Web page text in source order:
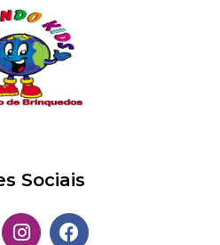
Sociais